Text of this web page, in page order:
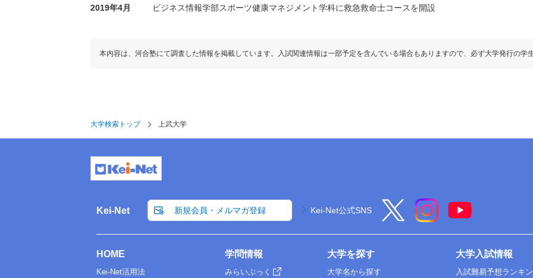
2019年4月
ビジネス情報学部スポーツ健康マネジメント学科に救急救命士コースを開設
本内容は、河合塾にて調査した情報を掲載しています。入試関連情報は一部予定を含んでいる場合もありますので、必ず大学発行の学
大学検索トップ 上武大学
Kei-Net 新規会員・メルマガ登録 Kei-Net公式SNS
HOME
Kei-Net活用法
学問情報
みらいぶっく
大学を探す
大学名から探す
大学入試情報
入試難易予想ランキ